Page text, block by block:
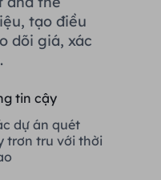
tạo điều
dõi giá, xác
tin cậy
dự án quét
trơn tru với thời